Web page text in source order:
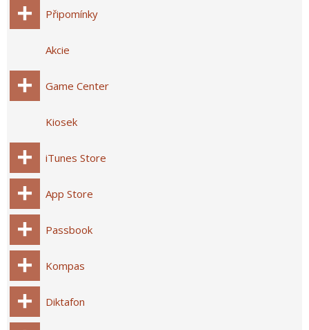
Připomínky
Akcie
Game Center
Kiosek
iTunes Store
App Store
Passbook
Kompas
Diktafon